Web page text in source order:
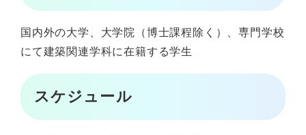
国内外の大学、大学院（博士課程除く）、専門学校
にて建築関連学科に在籍する学生
スケジュール